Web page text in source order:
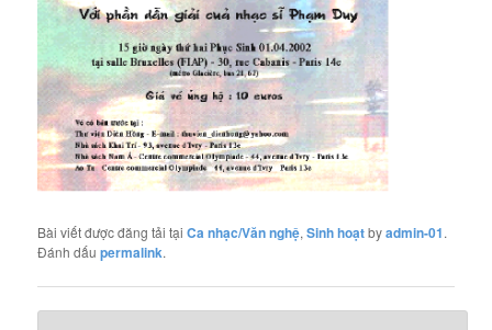
Bài viết được đăng tải tạiCa nhạc/Văn nghệ,Sinh hoạtbyadmin-01.
Đánh dấupermalink.